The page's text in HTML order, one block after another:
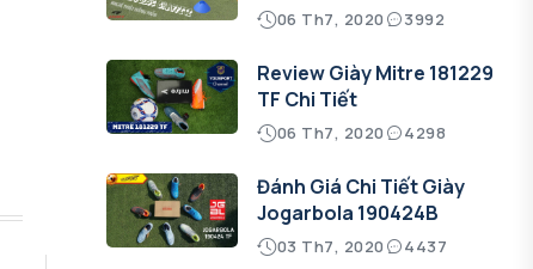
06 Th7, 2020 3992
Review Giày Mitre 181229
TF Chi Tiết
06 Th7, 2020 4298
Đánh Giá Chi Tiết Giày
Jogarbola 190424B
03 Th7, 2020 4437